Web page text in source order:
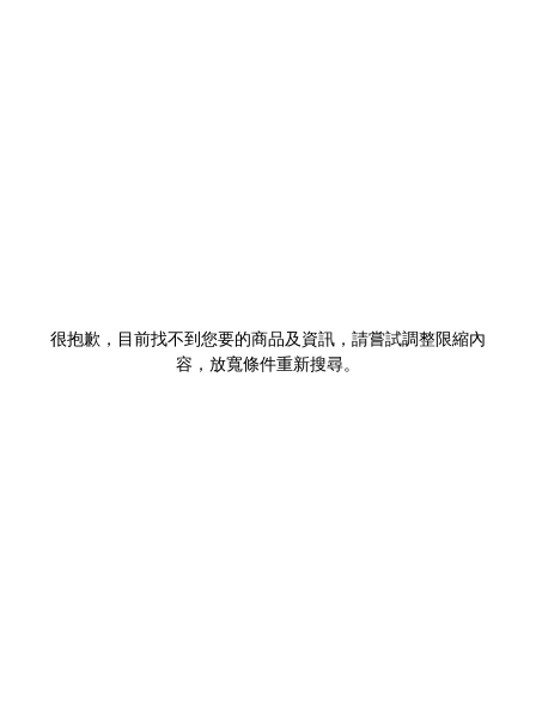
很抱歉，目前找不到您要的商品及資訊，請嘗試調整限縮內
容，放寬條件重新搜尋。